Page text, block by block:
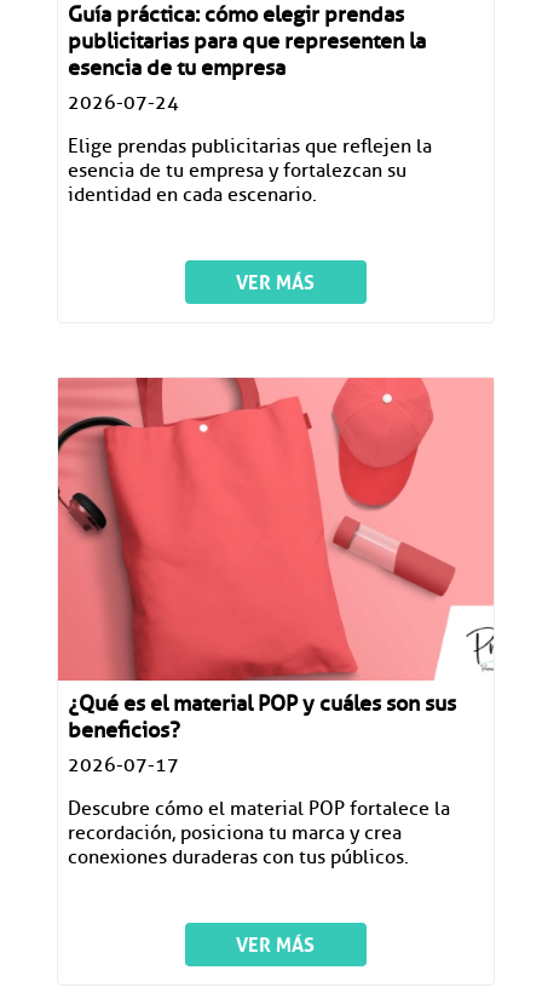
Guía práctica: cómo elegir prendas
publicitarias para que representen la
esencia de tu empresa
2026-07-24
Elige prendas publicitarias que reflejen la
esencia de tu empresa y fortalezcan su
identidad en cada escenario.
VER MÁS
¿Qué es el material POP y cuáles son sus
beneficios?
2026-07-17
Descubre cómo el material POP fortalece la
recordación, posiciona tu marca y crea
conexiones duraderas con tus públicos.
VER MÁS